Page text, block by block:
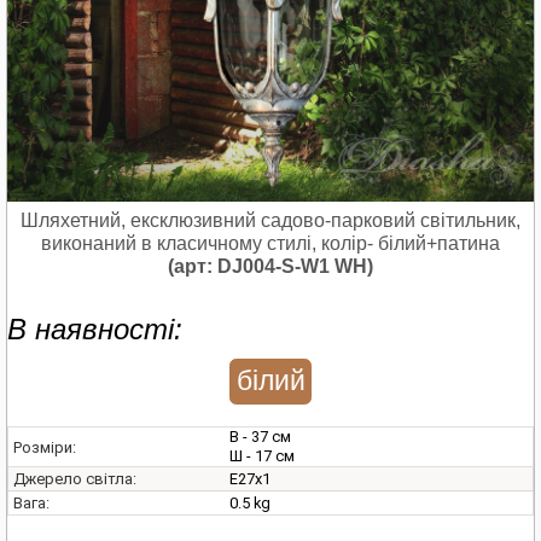
Шляхетний, ексклюзивний садово-парковий світильник,
виконаний в класичному стилі, колір- білий+патина
(арт: DJ004-S-W1 WH)
В наявності:
білий
Розміри:
В - 37 см
Ш - 17 см
Джерело світла:
E27х1
Вага:
0.5 kg